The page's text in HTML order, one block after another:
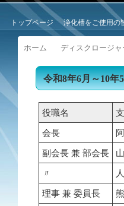
トップページ 浄化槽をご使用の
ホーム ディスクロージャ
令和8年6月～10年
役職名
会長
副会長 兼 部会長
〃
理事 兼 委員長